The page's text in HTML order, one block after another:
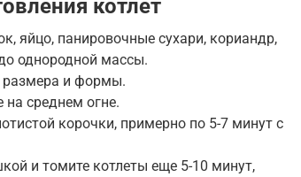
котлет
яйцо, панировочные сухари, кориандр,
однородной массы.
размера и формы.
на среднем огне.
корочки, примерно по 5-7 минут с
и томите котлеты еще 5-10 минут,